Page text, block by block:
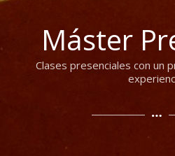
Máster
Clases presenciales con un